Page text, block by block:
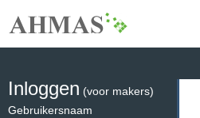
Inloggen (voor makers)
Gebruikersnaam